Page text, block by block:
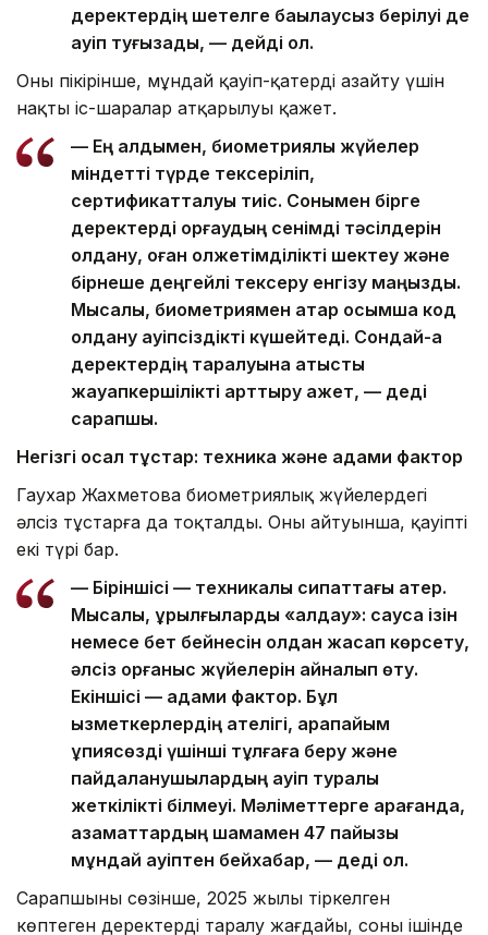
деректердің шетелге бақылаусыз берілуі де
қауіп туғызады, — дейді ол.
Оның пікірінше, мұндай қауіп-қатерді азайту үшін
нақты іс-шаралар атқарылуы қажет.
— Ең алдымен, биометриялық жүйелер
міндетті түрде тексеріліп,
сертификатталуы тиіс. Сонымен бірге
деректерді қорғаудың сенімді тәсілдерін
қолдану, оған қолжетімділікті шектеу және
бірнеше деңгейлі тексеру енгізу маңызды.
Мысалы, биометриямен қатар қосымша код
қолдану қауіпсіздікті күшейтеді. Сондай-ақ
деректердің таралуына қатысты
жауапкершілікті арттыру қажет, — деді
сарапшы.
Негізгі осал тұстар: техника және адами фактор
Гаухар Жахметова биометриялық жүйелердегі
әлсіз тұстарға да тоқталды. Оның айтуынша, қауіптің
екі түрі бар.
— Біріншісі — техникалық сипаттағы қатер.
Мысалы, құрылғыларды «алдау»: саусақ ізін
немесе бет бейнесін қолдан жасап көрсету,
әлсіз қорғаныс жүйелерін айналып өту.
Екіншісі — адами фактор. Бұл
қызметкерлердің қателігі, қарапайым
құпиясөзді үшінші тұлғаға беру және
пайдаланушылардың қауіп туралы
жеткілікті білмеуі. Мәліметтерге қарағанда,
азаматтардың шамамен 47 пайызы
мұндай қауіптен бейхабар, — деді ол.
Сарапшының сөзінше, 2025 жылы тіркелген
көптеген деректердің таралу жағдайы, соның ішінде